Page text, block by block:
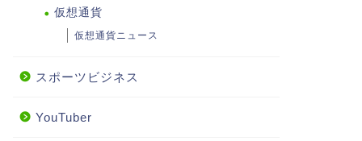
仮想通貨
仮想通貨ニュース
スポーツビジネス
YouTuber